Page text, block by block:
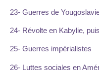
23- Guerres de
24- Révolte en Kabylie,
25- Guerres impérialistes
26- Luttes sociales en